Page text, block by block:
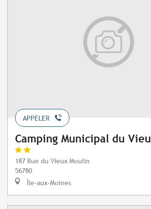
APPELER
Camping Municipal du
187 Rue du Vieux Moulin
56780
Île-aux-Moines